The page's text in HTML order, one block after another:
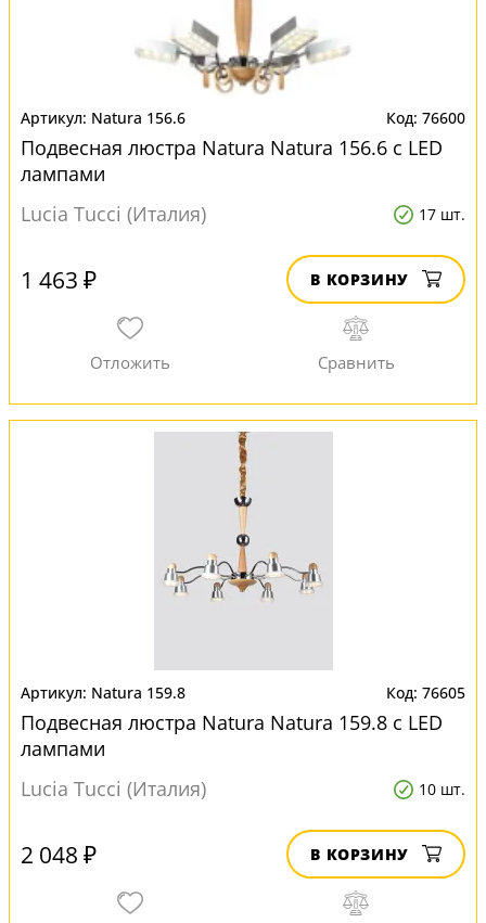
Natura 156.6 76600
Подвесная люстра Natura Natura 156.6 с LED
лампами
Lucia Tucci (Италия)
17 шт.
1 463 ₽ В КОРЗИНУ
Natura 159.8 76605
Подвесная люстра Natura Natura 159.8 с LED
лампами
Lucia Tucci (Италия)
10 шт.
2 048 ₽ В КОРЗИНУ